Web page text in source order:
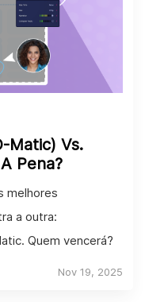
Matic) Vs.
Pena?
melhores
a outra:
Quem vencerá?
Nov 19, 2025